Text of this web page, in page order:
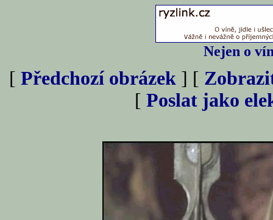
Nejen o
[ Předchozí obrázek ] [
[ Poslat jako